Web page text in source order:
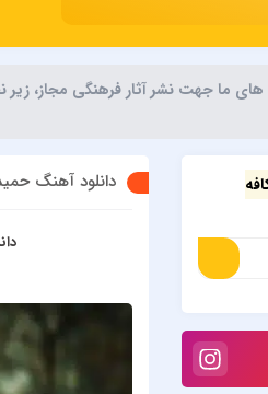
ما جهت نشر آثار فرهنگی مجاز، زیر
دانلود آهنگ